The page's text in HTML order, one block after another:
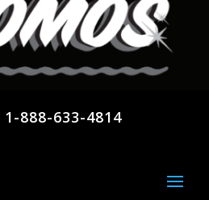
1-888-633-4814